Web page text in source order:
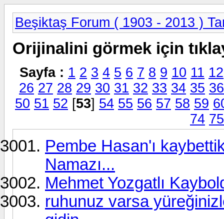
Beşiktaş Forum ( 1903 - 2013 )
Orijinalini görmek için
Sayfa : 1 2 3 4 5 6 7 8 9 10 11 12
26 27 28 29 30 31 32 33 34 35 36
50 51 52 [53] 54 55 56 57 58 59
74 75
Pembe Hasan'ı
Namazı...
Mehmet Yozgatlı
ruhunuz varsa